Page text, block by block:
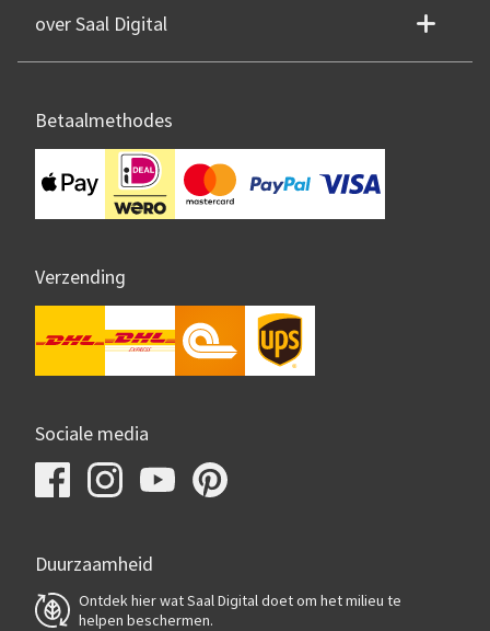
over Saal Digital
Betaalmethodes
Verzending
Sociale media
Duurzaamheid
Ontdek hier wat Saal Digital doet om het milieu te
helpen beschermen.